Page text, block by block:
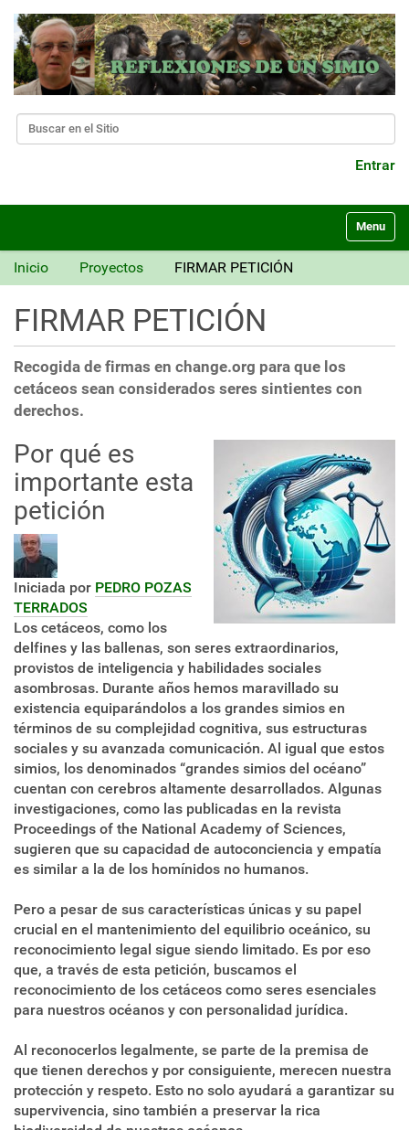
Buscar
Entrar
v
Toggle
Inicio Proyectos FIRMAR PETICIÓN
FIRMAR PETICIÓN
Recogida de firmas en change.org para que los
cetáceos sean considerados seres sintientes con
derechos.
Por qué es
importante esta
petición
Iniciada por PEDRO POZAS
TERRADOS
Los cetáceos, como los
delfines y las ballenas, son seres extraordinarios,
provistos de inteligencia y habilidades sociales
asombrosas. Durante años hemos maravillado su
existencia equiparándolos a los grandes simios en
términos de su complejidad cognitiva, sus estructuras
sociales y su avanzada comunicación. Al igual que estos
simios, los denominados “grandes simios del océano”
cuentan con cerebros altamente desarrollados. Algunas
investigaciones, como las publicadas en la revista
Proceedings of the National Academy of Sciences,
sugieren que su capacidad de autoconciencia y empatía
es similar a la de los homínidos no humanos.
Pero a pesar de sus características únicas y su papel
crucial en el mantenimiento del equilibrio oceánico, su
reconocimiento legal sigue siendo limitado. Es por eso
que, a través de esta petición, buscamos el
reconocimiento de los cetáceos como seres esenciales
para nuestros océanos y con personalidad jurídica.
Al reconocerlos legalmente, se parte de la premisa de
que tienen derechos y por consiguiente, merecen nuestra
protección y respeto. Esto no solo ayudará a garantizar su
supervivencia, sino también a preservar la rica